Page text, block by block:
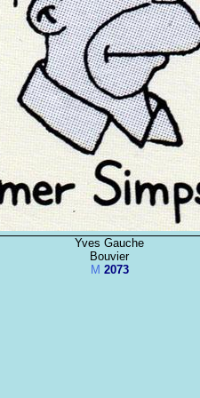
Yves Gauche
Bouvier
M 2073